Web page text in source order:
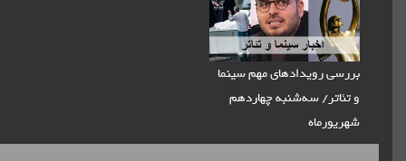
بررسی رویدادهای مهم سینما
و تئاتر/ سه‌شنبه چهاردهم
شهریورماه